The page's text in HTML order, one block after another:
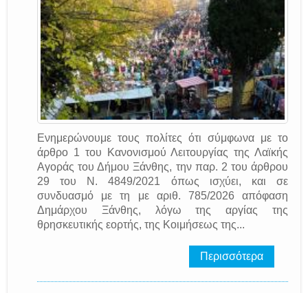
Ενημερώνουμε τους πολίτες ότι σύμφωνα με το
άρθρο 1 του Κανονισμού Λειτουργίας της Λαϊκής
Αγοράς του Δήμου Ξάνθης, την παρ. 2 του άρθρου
29 του Ν. 4849/2021 όπως ισχύει, και σε
συνδυασμό με τη με αριθ. 785/2026 απόφαση
Δημάρχου Ξάνθης, λόγω της αργίας της
θρησκευτικής εορτής, της Κοιμήσεως της...
Περισσότερα